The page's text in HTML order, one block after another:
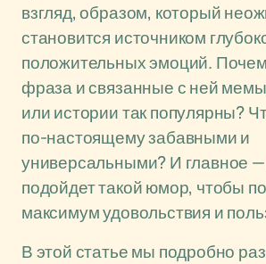
взгляд, образом, который
становится источником
положительных эмоций.
фраза и связанные с ней
или истории так популярны?
по-настоящему забавными и
универсальными? И главное
подойдет такой юмор, чтобы
максимум удовольствия и
В этой статье мы подробно